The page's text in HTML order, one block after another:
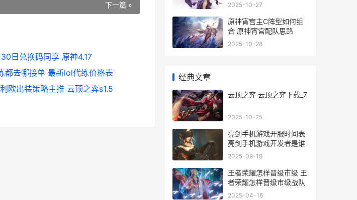
下一篇 »
日兑换码同享 原神4.17
都去哪接单 最新lol代练价格表
欧出装策略主推 云顶之弈s1.5
2025-10-27
原神宵宫主C阵型如何组
合 原神宵宫配队思路
2025-10-28
经典文章
云顶之弈 云顶之弈下载_7
2025-10-25
亮剑手机游戏开服时间表
亮剑手机游戏开发者是谁
2025-09-18
王者荣耀怎样晋级市级 王
者荣耀怎样晋级市级战队
2025-04-16